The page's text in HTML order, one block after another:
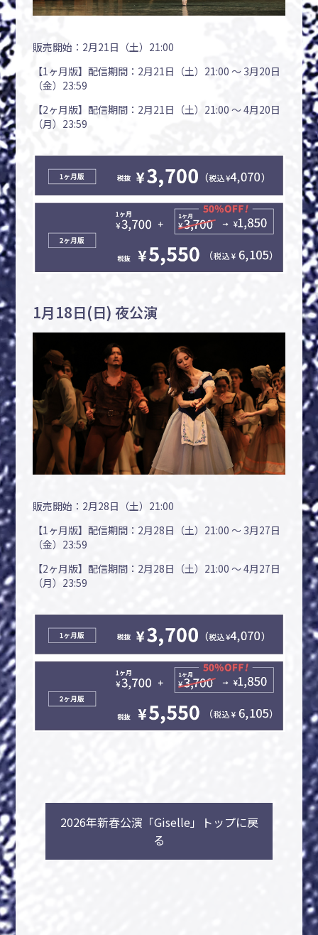
販売開始：2月21日（土）21:00
【1ヶ月版】配信期間：2月21日（土）21:00 〜 3月20日
（金）23:59
【2ヶ月版】配信期間：2月21日（土）21:00 〜 4月20日
（月）23:59
1月18日(日) 夜公演
販売開始：2月28日（土）21:00
【1ヶ月版】配信期間：2月28日（土）21:00 〜 3月27日
（金）23:59
【2ヶ月版】配信期間：2月28日（土）21:00 〜 4月27日
（月）23:59
2026年新春公演「Giselle」トップに戻
る